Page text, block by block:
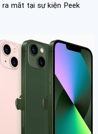
ra mắt tại sự kiện Peek